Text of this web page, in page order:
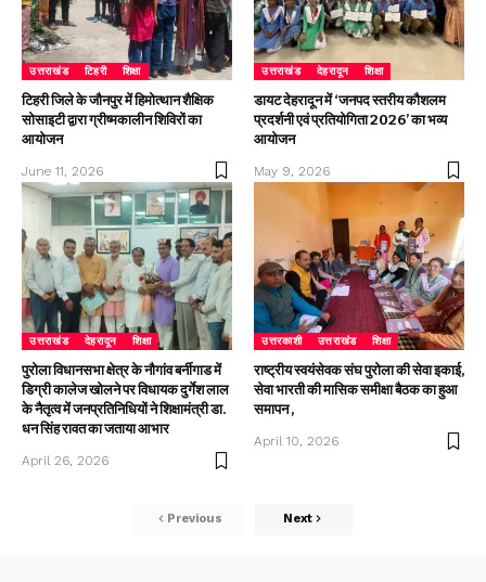
उत्तराखंड टिहरी शिक्षा
टिहरी जिले के जौनपुर में हिमोत्थान शैक्षिक
सोसाइटी द्वारा ग्रीष्मकालीन शिविरों का
आयोजन
June 11, 2026
उत्तराखंड देहरादून शिक्षा
डायट देहरादून में ‘जनपद स्तरीय कौशलम
प्रदर्शनी एवं प्रतियोगिता 2026’ का भव्य
आयोजन
May 9, 2026
उत्तराखंड देहरादून शिक्षा
पुरोला विधानसभा क्षेत्र के नौगांव बर्नीगाड में
डिग्री कालेज खोलने पर विधायक दुर्गेश लाल
के नैतृत्व में जनप्रतिनिधियों ने शिक्षामंत्री डा.
धन सिंह रावत का जताया आभार
April 26, 2026
उत्तरकाशी उत्तराखंड शिक्षा
राष्ट्रीय स्वयंसेवक संघ पुरोला की सेवा इकाई,
सेवा भारती की मासिक समीक्षा बैठक का हुआ
समापन ,
April 10, 2026
Previous Next